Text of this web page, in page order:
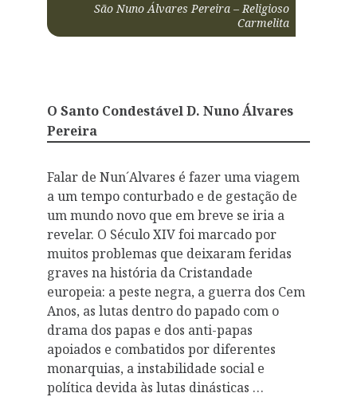
São Nuno Álvares Pereira – Religioso
Carmelita
O Santo Condestável D. Nuno Álvares
Pereira
Falar de Nun´Alvares é fazer uma viagem
a um tempo conturbado e de gestação de
um mundo novo que em breve se iria a
revelar. O Século XIV foi marcado por
muitos problemas que deixaram feridas
graves na história da Cristandade
europeia: a peste negra, a guerra dos Cem
Anos, as lutas dentro do papado com o
drama dos papas e dos anti-papas
apoiados e combatidos por diferentes
monarquias, a instabilidade social e
política devida às lutas dinásticas …